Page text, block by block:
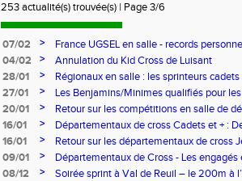
253 actualité(s) trouvée(s) | Page 3/6
07/02 >
France UGSEL en salle - records
04/02
>
Annulation du Kid Cross de Luisant
28/01
>
Régionaux en salle : les sprinteurs
27/01
>
Les Benjamins/Minimes qualifiés pour
championnats
20/01 >
Retour sur les compétitions en salle de
16/01
>
Départementaux de cross Cadets et + :
16/01
>
Retour sur les départementaux de cross
montre une belle densité !
09/01 >
Départementaux de Cross - Les engagés
informations
08/12 >
Soirée sprint à Val de Reuil – le 200m à